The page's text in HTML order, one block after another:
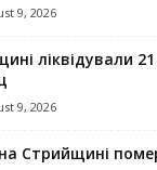
9, 2026
ліквідували
9, 2026
Стрийщині